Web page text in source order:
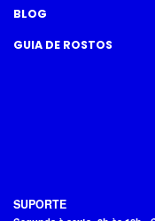
BLOG
GUIA DE ROSTOS
SUPORTE